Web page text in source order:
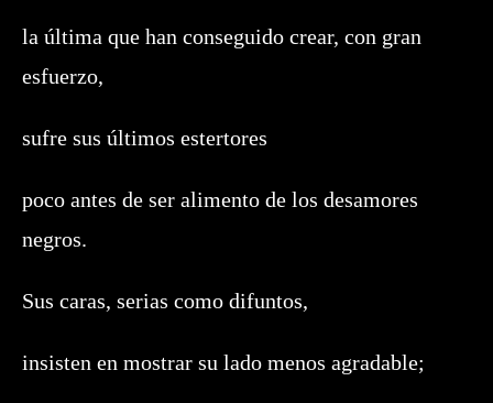
la última que han conseguido crear, con gran
esfuerzo,
sufre sus últimos estertores
poco antes de ser alimento de los desamores
negros.
Sus caras, serias como difuntos,
insisten en mostrar su lado menos agradable;